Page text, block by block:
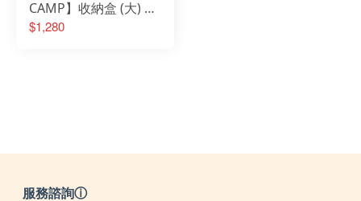
CAMP】收納盒 (大) 沙
色PTH-A1、黑色PTH-
$1,280
服務諮詢ⓘ